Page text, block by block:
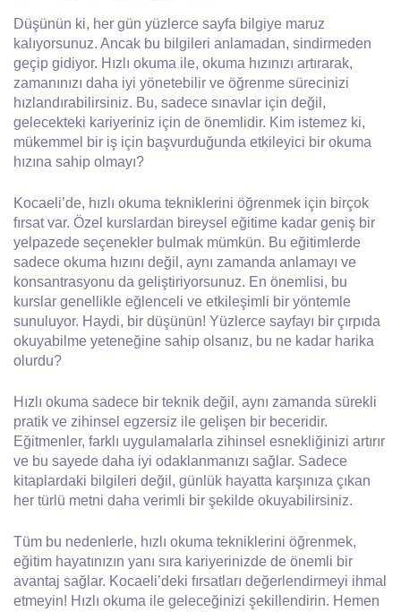
Düşünün ki, her gün yüzlerce sayfa bilgiye maruz
kalıyorsunuz. Ancak bu bilgileri anlamadan, sindirmeden
geçip gidiyor. Hızlı okuma ile, okuma hızınızı artırarak,
zamanınızı daha iyi yönetebilir ve öğrenme sürecinizi
hızlandırabilirsiniz. Bu, sadece sınavlar için değil,
gelecekteki kariyeriniz için de önemlidir. Kim istemez ki,
mükemmel bir iş için başvurduğunda etkileyici bir okuma
hızına sahip olmayı?
Kocaeli’de, hızlı okuma tekniklerini öğrenmek için birçok
fırsat var. Özel kurslardan bireysel eğitime kadar geniş bir
yelpazede seçenekler bulmak mümkün. Bu eğitimlerde
sadece okuma hızını değil, aynı zamanda anlamayı ve
konsantrasyonu da geliştiriyorsunuz. En önemlisi, bu
kurslar genellikle eğlenceli ve etkileşimli bir yöntemle
sunuluyor. Haydi, bir düşünün! Yüzlerce sayfayı bir çırpıda
okuyabilme yeteneğine sahip olsanız, bu ne kadar harika
olurdu?
Hızlı okuma sadece bir teknik değil, aynı zamanda sürekli
pratik ve zihinsel egzersiz ile gelişen bir beceridir.
Eğitmenler, farklı uygulamalarla zihinsel esnekliğinizi artırır
ve bu sayede daha iyi odaklanmanızı sağlar. Sadece
kitaplardaki bilgileri değil, günlük hayatta karşınıza çıkan
her türlü metni daha verimli bir şekilde okuyabilirsiniz.
Tüm bu nedenlerle, hızlı okuma tekniklerini öğrenmek,
eğitim hayatınızın yanı sıra kariyerinizde de önemli bir
avantaj sağlar. Kocaeli’deki fırsatları değerlendirmeyi ihmal
etmeyin! Hızlı okuma ile geleceğinizi şekillendirin. Hemen